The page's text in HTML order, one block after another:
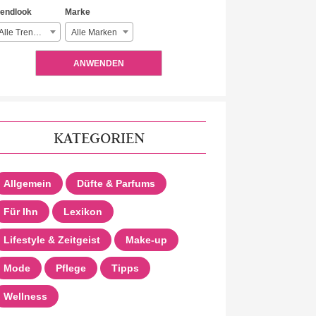
Alle Trendlooks
Marke
Alle Marken
ANWENDEN
KATEGORIEN
Allgemein Düfte & Parfums
Für Ihn Lexikon
Lifestyle & Zeitgeist Make-up
Mode Pflege Tipps
Wellness